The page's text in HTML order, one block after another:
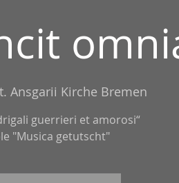
Ansgarii Kirche Bremen
guerrieri et amorosi“
"Musica getutscht"